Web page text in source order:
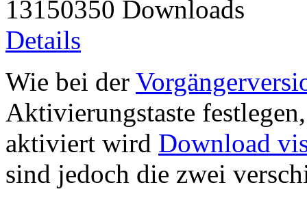
13150350 Downloads
Details
Wie bei der
Aktivierungstaste
aktiviert wird Download
sind jedoch die zwei